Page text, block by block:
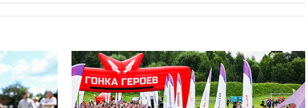
девяти БПЛА, сбитых на
08:42Силы ПВО сбили почти
400 БПЛА над российскими
регионами
08:16 Лукашенко призвал